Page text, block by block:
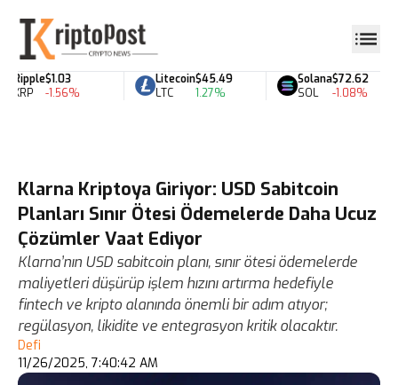
Ripple
XRP
$1.03
-1.56%
Litecoin
LTC
$45.49
1.27%
Solana
SOL
$72.62
-1.08%
Klarna Kriptoya Giriyor: USD Sabitcoin
Planları Sınır Ötesi Ödemelerde Daha Ucuz
Çözümler Vaat Ediyor
Klarna’nın USD sabitcoin planı, sınır ötesi ödemelerde
maliyetleri düşürüp işlem hızını artırma hedefiyle
fintech ve kripto alanında önemli bir adım atıyor;
regülasyon, likidite ve entegrasyon kritik olacaktır.
Defi
11/26/2025, 7:40:42 AM